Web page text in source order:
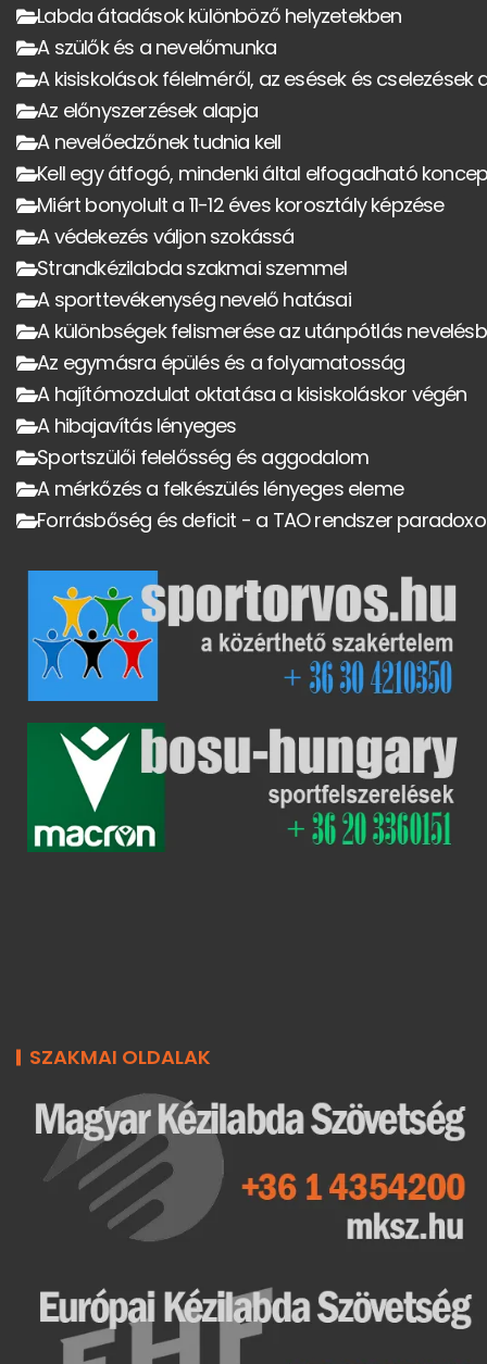
Labda átadások különböző helyzetekben
A szülők és a nevelőmunka
A kisiskolások félelméről, az esések és cselezések
Az előnyszerzések alapja
A nevelőedzőnek tudnia kell
Kell egy átfogó, mindenki által elfogadható
Miért bonyolult a 11-12 éves korosztály képzése
A védekezés váljon szokássá
Strandkézilabda szakmai szemmel
A sporttevékenység nevelő hatásai
A különbségek felismerése az utánpótlás
Az egymásra épülés és a folyamatosság
A hajítómozdulat oktatása a kisiskoláskor végén
A hibajavítás lényeges
Sportszülői felelősség és aggodalom
A mérkőzés a felkészülés lényeges eleme
Forrásbőség és deficit - a TAO rendszer
SZAKMAI OLDALAK